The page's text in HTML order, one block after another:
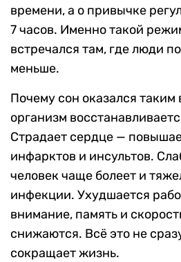
времени, а о привычке
7 часов. Именно такой
встречался там, где люди
меньше.
Почему сон оказался
организм
Страдает сердце —
инфарктов и инсультов.
человек чаще болеет и
инфекции. Ухудшается
внимание, память и
снижаются. Всё это не
сокращает жизнь.